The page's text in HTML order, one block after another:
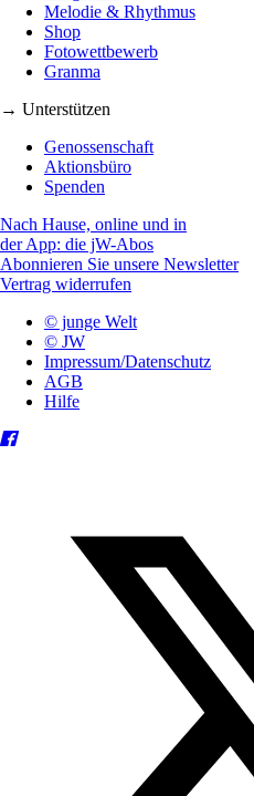
Melodie & Rhythmus
Shop
Fotowettbewerb
Granma
→ Unterstützen
Genossenschaft
Aktionsbüro
Spenden
Nach Hause, online und in
der App: die jW-Abos
Abonnieren Sie unsere Newsletter
Vertrag widerrufen
© junge Welt
© JW
Impressum/Datenschutz
AGB
Hilfe